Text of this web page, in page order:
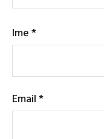
Ime*
Email*